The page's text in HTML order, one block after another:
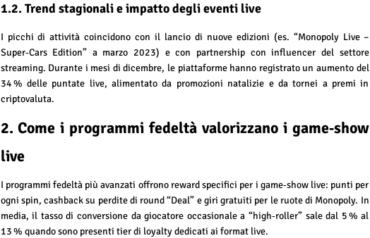
1.2. Trend stagionali e impatto degli eventi live
I picchi di attività coincidono con il lancio di nuove edizioni (es. “Monopoly Live –
Super‑Cars Edition” a marzo 2023) e con partnership con influencer del settore
streaming. Durante i mesi di dicembre, le piattaforme hanno registrato un aumento del
34 % delle puntate live, alimentato da promozioni natalizie e da tornei a premi in
criptovaluta.
2. Come i programmi fedeltà valorizzano i game‑show
live
I programmi fedeltà più avanzati offrono reward specifici per i game‑show live: punti per
ogni spin, cashback su perdite di round “Deal” e giri gratuiti per le ruote di Monopoly. In
media, il tasso di conversione da giocatore occasionale a “high‑roller” sale dal 5 % al
13 % quando sono presenti tier di loyalty dedicati ai format live.